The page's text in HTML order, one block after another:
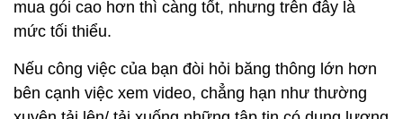
mua gói cao hơn thì càng tốt, nhưng trên đây là
mức tối thiểu.
Nếu công việc của bạn đòi hỏi băng thông lớn hơn
bên cạnh việc xem video, chẳng hạn như thường